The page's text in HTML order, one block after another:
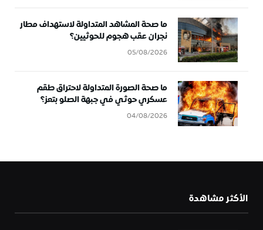
ما صحة المشاهد المتداولة لاستهداف مطار
نجران عقب هجوم للحوثيين؟
05/08/2026
ما صحة الصورة المتداولة لاحتراق طقم
عسكري حوثي في جبهة الصلو بتعز؟
04/08/2026
الأكثر مشاهدة